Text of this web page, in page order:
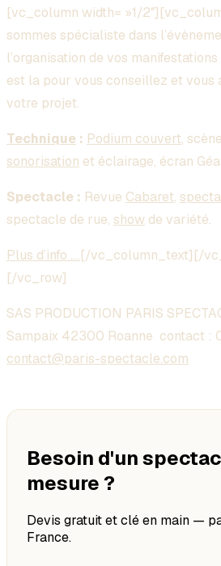
[vc_column width= »1/
sommes spécialiste dans
l’organisation de vos
est la pour vous conseillez et vous
votre projet.
Technique : Podium couvert,
sonorisation et éclairage, écran
Spectacle : Revue Cabaret,
spectacle de rue, show de variété.
Plus d’info ….[/vc_column_text][/
[/vc_row]
SAS PRODUCTION PARIS
Sampaix 42300 Roanne contact :
contact@paris-spectacle.com
Besoin d'un
mesure ?
Devis gratuit et clé en main —
France.